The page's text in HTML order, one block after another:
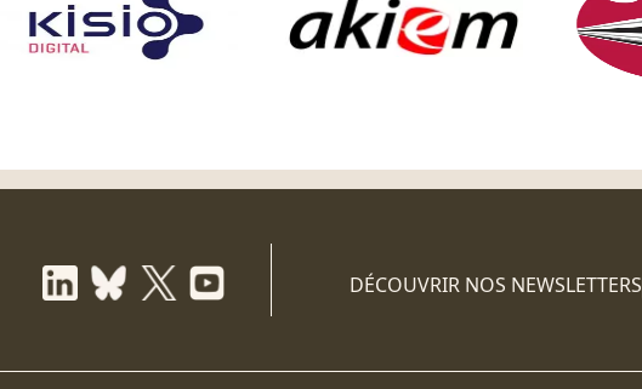
DÉCOUVRIR NOS NEWSLETTERS